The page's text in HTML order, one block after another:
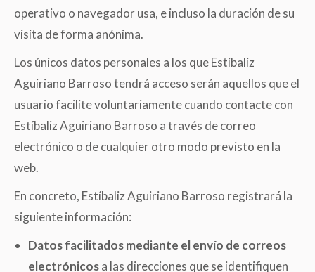
operativo o navegador usa, e incluso la duración de su
visita de forma anónima.
Los únicos datos personales a los que Estíbaliz
Aguiriano Barroso tendrá acceso serán aquellos que el
usuario facilite voluntariamente cuando contacte con
Estíbaliz Aguiriano Barroso a través de correo
electrónico o de cualquier otro modo previsto en la
web.
En concreto, Estíbaliz Aguiriano Barroso registrará la
siguiente información:
Datos facilitados mediante el envío de correos
electrónicosa las direcciones que se identifiquen